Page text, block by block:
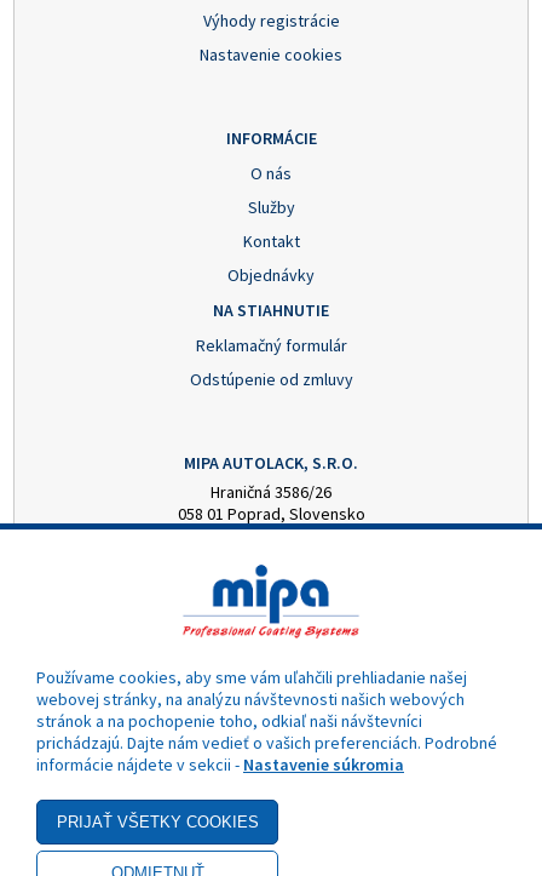
Výhody registrácie
Nastavenie cookies
INFORMÁCIE
O nás
Služby
Kontakt
Objednávky
NA STIAHNUTIE
Reklamačný formulár
Odstúpenie od zmluvy
MIPA AUTOLACK, S.R.O.
Hraničná 3586/26
058 01 Poprad, Slovensko
mipa@autolack.sk
OTVÁRACIE HODINY
Pondelok - Piatok: 8:00 - 16:00 hod.
Používame cookies, aby sme vám uľahčili prehliadanie našej
webovej stránky, na analýzu návštevnosti našich webových
stránok a na pochopenie toho, odkiaľ naši návštevníci
prichádzajú. Dajte nám vedieť o vašich preferenciách. Podrobné
informácie nájdete v sekcii - Nastavenie súkromia